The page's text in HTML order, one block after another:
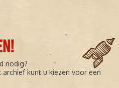
nodig?
kunt u kiezen voor een